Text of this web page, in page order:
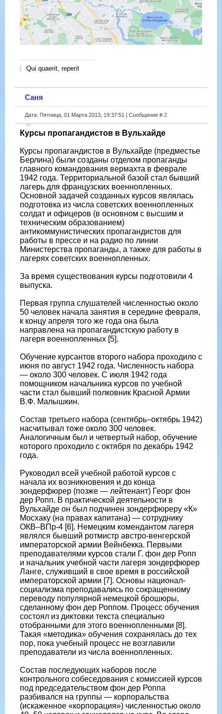
Qui quaerit, reperit
Саня
Дата: Пятница, 01 Марта 2013, 19:37:51 | Сообщение # 2
Курсы пропагандистов в Вульхайде
Курсы пропагандистов в Вульхайде (предместье
Берлина) были созданы отделом пропаганды
главного командования вермахта в феврале
1942 года. Территориальной базой стал бывший
лагерь для французских военнопленных.
Основной задачей созданных курсов являлась
подготовка из числа советских военнопленных
солдат и офицеров (в основном с высшим и
техническим образованием)
антикоммунистических пропагандистов для
работы в прессе и на радио по линии
Министерства пропаганды, а также для работы в
лагерях советских военнопленных.
За время существования курсы подготовили 4
выпуска.
Первая группа слушателей численностью около
50 человек начала занятия в середине февраля,
к концу апреля того же года она была
направлена на пропагандистскую работу в
лагеря военнопленных [5].
Обучение курсантов второго набора проходило с
июня по август 1942 года. Численность набора
— около 300 человек. С июля 1942 года
помощником начальника курсов по учебной
части стал бывший полковник Красной Армии
В.Ф. Малышкин.
Состав третьего набора (сентябрь–октябрь 1942)
насчитывал тоже около 300 человек.
Аналогичным был и четвертый набор, обучение
которого проходило с октября по декабрь 1942
года.
Руководил всей учебной работой курсов с
начала их возникновения и до конца
зондерфюрер (позже — лейтенант) Георг фон
дер Ропп. В практической деятельности в
Вульхайде он был подчинен зондерфюреру «К»
Мосхаку (на правах капитана) — сотруднику
ОКВ–ВПр-4 [6]. Немецким комендантом лагеря
являлся бывший ротмистр австро-венгерской
императорской армии Вейнбекка. Первыми
преподавателями курсов стали Г. фон дер Ропп
и начальник учебной части лагеря зондерфюрер
Ланге, служивший в свое время в российской
императорской армии [7]. Основы национал-
социализма преподавались по сокращенному
переводу популярной немецкой брошюры,
сделанному фон дер Роппом. Процесс обучения
состоял из диктовки текста специально
отобранными для этого военнопленными [8].
Такая «методика» обучения сохранялась до тех
пор, пока учебный процесс не возглавили
преподаватели из числа военнопленных.
Состав последующих наборов после
контрольного собеседования с комиссией курсов
под председательством фон дер Роппа
разбивался на группы — корпоральства
(искаженное «корпорация») численностью около